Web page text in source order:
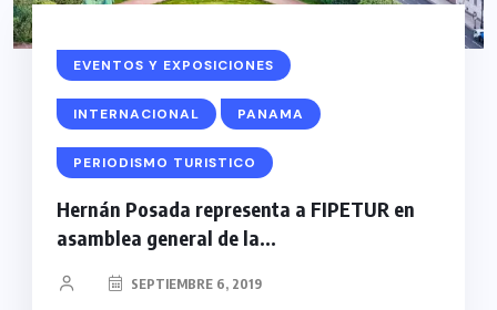
EVENTOS Y EXPOSICIONES
INTERNACIONAL PANAMA
PERIODISMO TURISTICO
Hernán Posada representa a FIPETUR en
asamblea general de la...
SEPTIEMBRE 6, 2019